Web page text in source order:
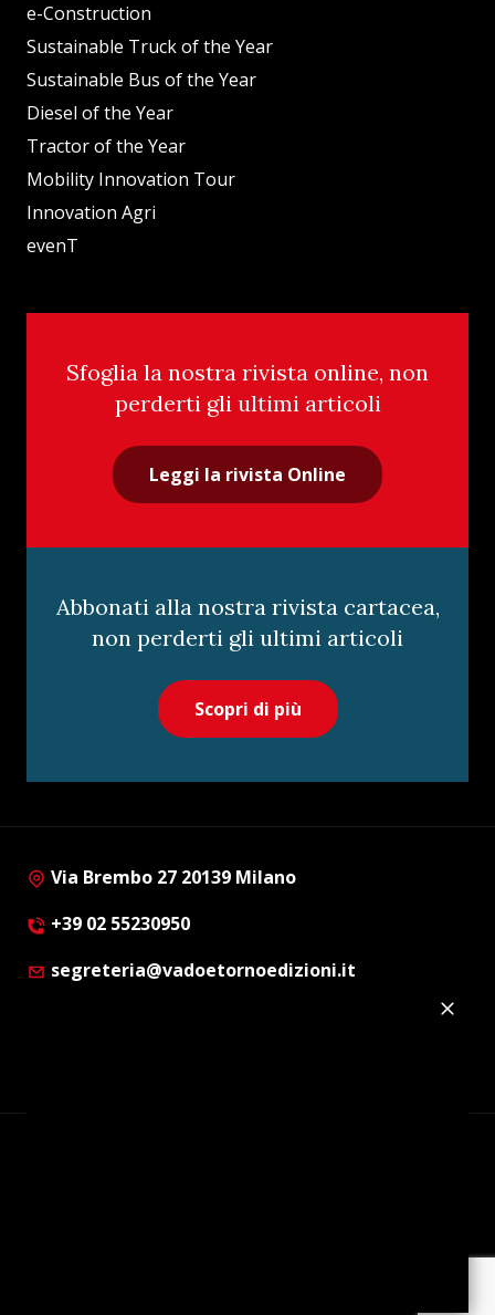
e-Construction
Sustainable Truck of the Year
Sustainable Bus of the Year
Diesel of the Year
Tractor of the Year
Mobility Innovation Tour
Innovation Agri
evenT
Sfoglia la nostra rivista online, non
perderti gli ultimi articoli
Leggi la rivista Online
Abbonati alla nostra rivista cartacea,
non perderti gli ultimi articoli
Scopri di più
Via Brembo 27 20139 Milano
+39 02 55230950
segreteria@vadoetornoedizioni.it